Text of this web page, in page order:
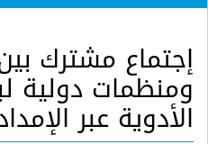
إجتماع مشترك
ومنظمات دولية
الأدوية عبر